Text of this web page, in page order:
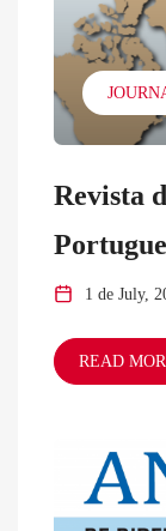
Revista
1 de July,
READ